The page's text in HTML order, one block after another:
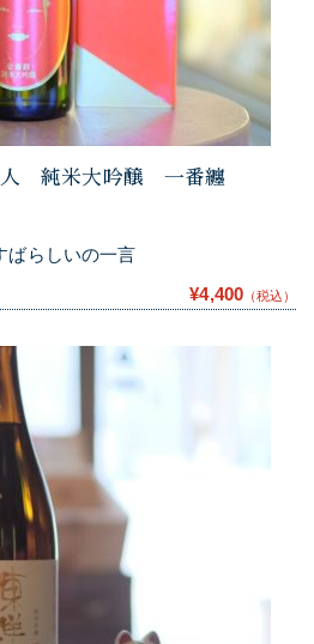
人 純米大吟醸 一番纏
ばらしいの一言
¥4,400 （税込）